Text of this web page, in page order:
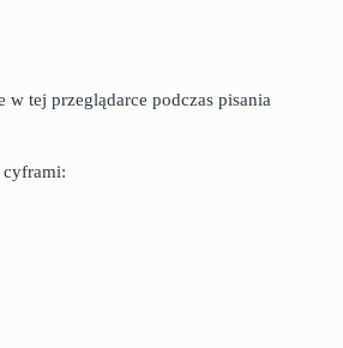
w tej przeglądarce podczas pisania
cyframi: